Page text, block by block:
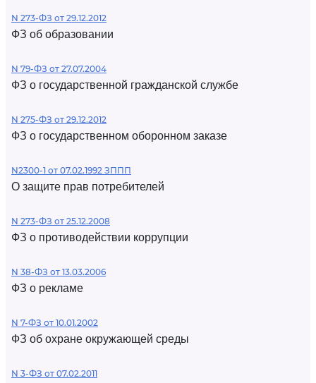
N 273-ФЗ от 29.12.2012
ФЗ об образовании
N 79-ФЗ от 27.07.2004
ФЗ о государственной гражданской службе
N 275-ФЗ от 29.12.2012
ФЗ о государственном оборонном заказе
N2300-1 от 07.02.1992 ЗППП
О защите прав потребителей
N 273-ФЗ от 25.12.2008
ФЗ о противодействии коррупции
N 38-ФЗ от 13.03.2006
ФЗ о рекламе
N 7-ФЗ от 10.01.2002
ФЗ об охране окружающей среды
N 3-ФЗ от 07.02.2011